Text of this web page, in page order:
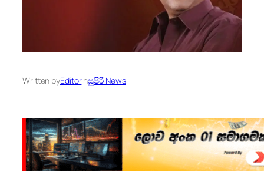
Written byEditorinසුපිරි News